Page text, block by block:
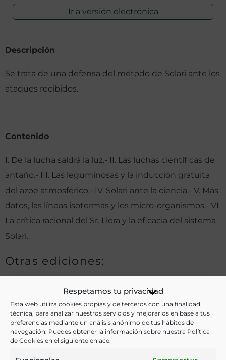
Respetamos tu privacidad
Esta web utiliza cookies propias y de terceros con una finalidad
técnica, para analizar nuestros servicios y mejorarlos en base a tus
preferencias mediante un análisis anónimo de tus hábitos de
navegación. Puedes obtener la información sobre nuestra Política
de Cookies en el siguiente enlace:
Ir a versión electrónica
Descripción
Se trata de una defensa del método de Solari ante los
ataques recibidos.
Contenido
I. De la lucha saldrá la luz.- II. Las luchas científicas de
antaño.- III. Las leguminosas y la inducción gratuita
del azoe atmosférico.- IV. Solari ante la ciencia.- V. Más
datos, las líneas isotermas y los micro-organismos.- VI
La crítica racional del Sr. Llera y la eficacia del sistema
Solari.
Otras ediciones:
Notas:
2.ª ed.
Dedicado al Excmo Sr. Conde de de San Bernardo: